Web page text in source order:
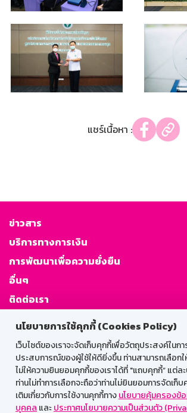
นโยบายการใช้คุกกี้ (Cookies Policy)
เว็บไซต์ของเราจะจัดเก็บคุกกี้เพื่อวัตถุประสงค์ในก
ประสบการณ์ของผู้ใช้ให้ดียิ่งขึ้น ท่านสามารถเลือก
ไม่ให้ความยินยอมคุกกี้ของเราได้ที่ "แถบคุกกี้” แต่ล
ท่านไม่ทำการเลือกจะถือว่าท่านไม่ยินยอมการจัดเก็
เติมเกี่ยวกับการใช้งานคุกกี้ทางนโยบายคุ้มครองข้
บุคคล และประกาศนโยบายความเป็นส่วนตัว
แชร์เนื้อหา :
ข่าวสาร
บริการทางการเงิน
การพัฒนาเพื่อความยั่งยืน
อื่นๆ
ติดต่อเรา
GSB Society:
สำหรับพนักงาน
Web HR
GSB Wisdom